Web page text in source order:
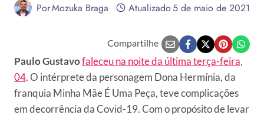
PorMozuka Braga Atualizado5 de maio de 2021
Compartilhe
Paulo Gustavofaleceu na noite da última terça-feira,
04. O intérprete da personagem Dona Hermínia, da
franquia Minha Mãe É Uma Peça, teve complicações
em decorrência da Covid-19. Com o propósito de levar